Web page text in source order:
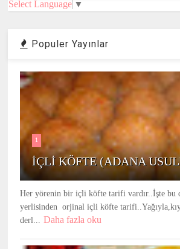
Select Language ▼
Populer Yayınlar
1
İÇLİ KÖFTE (ADANA
Her yörenin bir içli köfte tarifi vardır..İşte bu
yerlisinden orjinal içli köfte
derl... Daha fazla oku